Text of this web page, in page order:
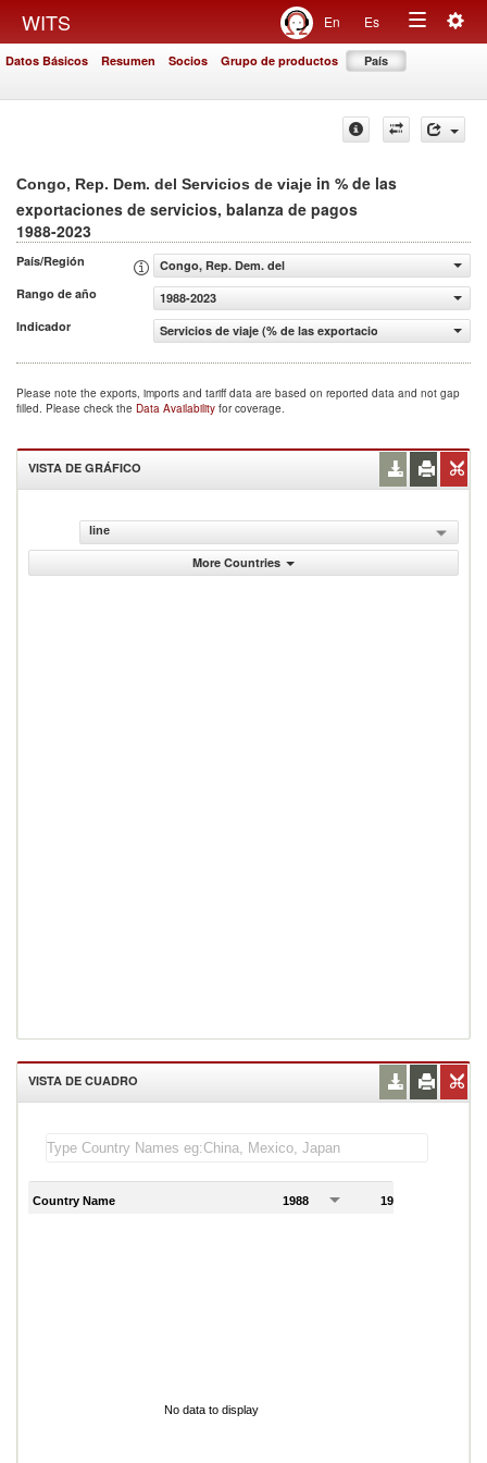
WITS En Es
Toggle
Datos Básicos Resumen Socios Grupo de productos País
Congo, Rep. Dem. del Servicios de viaje in % de las
exportaciones de servicios, balanza de pagos
1988-2023
País/Región
Congo, Rep. Dem. del
Rango de año
1988-2023
Indicador
Servicios de viaje (% de las exportaciones de servicios,
Please note the exports, imports and tariff data are based on reported data and not gap
filled. Please check the Data Availability for coverage.
VISTA DE GRÁFICO
line
More Countries
VISTA DE CUADRO
Country Name 1988 1989
No data to display